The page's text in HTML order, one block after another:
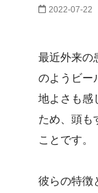
2022-07-22
最近外来の
のようビー
地よさも感
ため、頭も
ことです。
彼らの特徴